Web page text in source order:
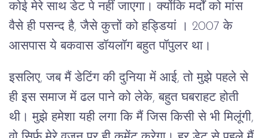
कोई मेरे साथ डेट पे नहीं जाएगा। क्योंकि मर्दों को मांस
वैसे ही पसन्द है, जैसे कुत्तों को हड्डियां । 2007 के
आसपास ये बकवास डॉयलॉग बहुत पॉपुलर था।
इसलिए, जब मैं डेटिंग की दुनिया में आई, तो मुझे पहले से
ही इस समाज में ढल पाने को लेके, बहुत घबराहट होती
थी। मुझे हमेशा यही लगा कि मैं जिस किसी से भी मिलूंगी,